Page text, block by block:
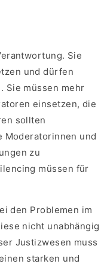
Sie
und dürfen
Sie müssen mehr
einsetzen, die
sollten
und
zu
müssen für
den Problemen im
nicht unabhängig
Justizwesen muss
starken und